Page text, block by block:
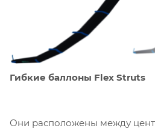
Гибкие баллоны Flex Struts
Они расположены между